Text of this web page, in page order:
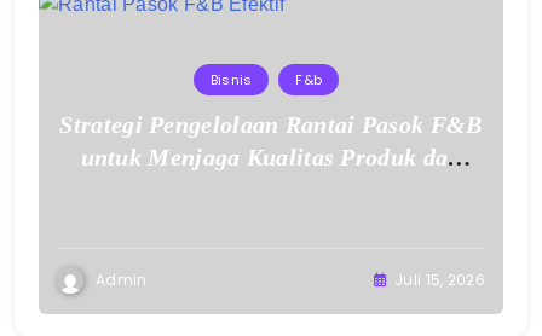
Bisnis F&b
Strategi Pengelolaan Rantai Pasok F&B
untuk Menjaga Kualitas Produk dan
Admin Juli 15, 2026